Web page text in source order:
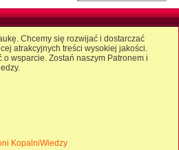
Chcemy się rozwijać i dostarczać
atrakcyjnych treści wysokiej jakości.
wsparcie. Zostań naszym Patronem i
KopalniWiedzy